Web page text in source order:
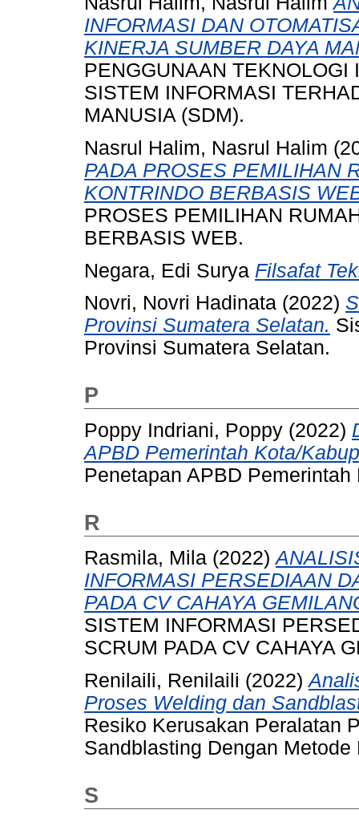
INFORMASI DAN
KINERJA SUMBER DAYA
PENGGUNAAN
SISTEM INFORMASI
MANUSIA (SDM).
Nasrul Halim, Nasrul Halim
PADA PROSES PEMILIHAN
KONTRINDO BERBASIS
PROSES PEMILIHAN
BERBASIS WEB.
Negara, Edi Surya Filsafat
Novri, Novri Hadinata (2022)
Provinsi Sumatera Selatan.
Provinsi Sumatera Selatan.
P
Poppy Indriani, Poppy (2022)
APBD Pemerintah Kota/
Penetapan APBD
R
Rasmila, Mila (2022)
INFORMASI PERSEDIAAN
PADA CV CAHAYA
SISTEM INFORMASI
SCRUM PADA CV CAHAYA
Renilaili, Renilaili (2022)
Proses Welding dan
Resiko Kerusakan Peralatan
Sandblasting Dengan Metode
S